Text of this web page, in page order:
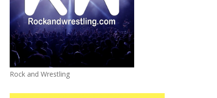
Rock and Wrestling